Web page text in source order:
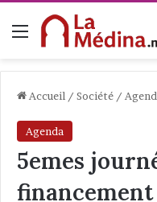
Menu
Accueil / Société /
Agenda
5emes